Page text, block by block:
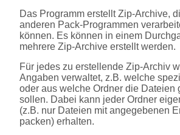
Das Programm erstellt Zip-Archive,
anderen Pack-Programmen
können. Es können in einem
mehrere Zip-Archive erstellt werden.
Für jedes zu erstellende Zip-Archiv
Angaben verwaltet, z.B. welche
oder aus welche Ordner die Dateien
sollen. Dabei kann jeder Ordner
(z.B. nur Dateien mit angegebenen
packen) erhalten.